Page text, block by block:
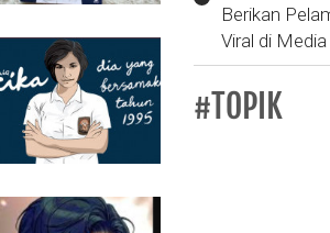
Berikan
Viral di
#TOPIK